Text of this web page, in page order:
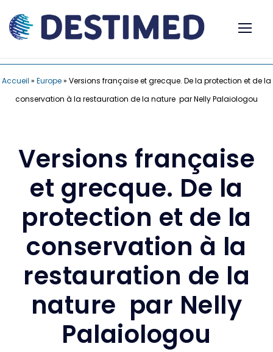
Accueil » Europe» Versions française et grecque. De la protection et de la
conservation à la restauration de la nature par Nelly Palaiologou
Versions française
et grecque. De la
protection et de la
conservation à la
restauration de la
nature par Nelly
Palaiologou